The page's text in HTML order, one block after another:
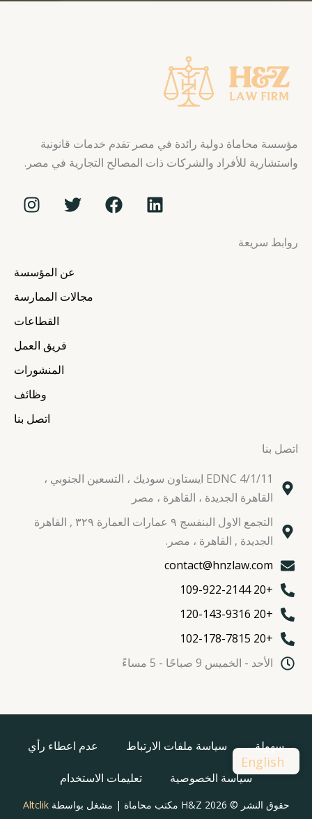
مؤسسة محاماة دولية رائدة في مصر تقدم خدمات قانونية
واستشارية للأفراد والشركات ذات المصالح التجارية في مصر.
L
i
F
a
T
w
t
e
r
I
n
g
r
a
m
روابط سريعة
عن المؤسسة
مجالات الممارسة
القطاعات
فريق العمل
المنشورات
وظائف
اتصل بنا
اتصل بنا
EDNC 4/1/11 ايستاون سوديك ، التسعين الجنوبي ،
القاهرة الجديدة ، القاهرة ، مصر
التجمع الاول البنفسج ٩ عمارات العمارة ٣٢٩ , القاهرة
الجديدة , القاهرة ، مصر.
contact@hnzlaw.com
+20 109-922-2144
+20 120-143-9316
+20 102-178-7815
الأحد - الخميس 9 صباحًا - 5 مساءً
سهولة سياسة ملفات الارتباط عدم اعطاء رأي
سياسة الخصوصية تعليمات الاستخدام
حقوق النشر © 2026 H&Z مكتب محاماة | مشغل بواسطة Altclik
English